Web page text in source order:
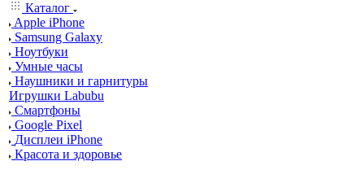
Каталог
Apple iPhone
Samsung Galaxy
Ноутбуки
Умные часы
Наушники и гарнитуры
Игрушки Labubu
Смартфоны
Google Pixel
Дисплеи iPhone
Красота и здоровье